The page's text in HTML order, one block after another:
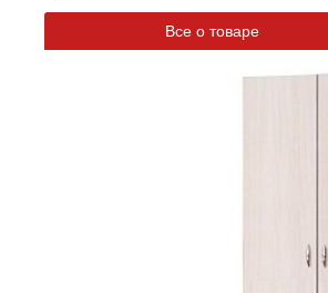
Все о товаре